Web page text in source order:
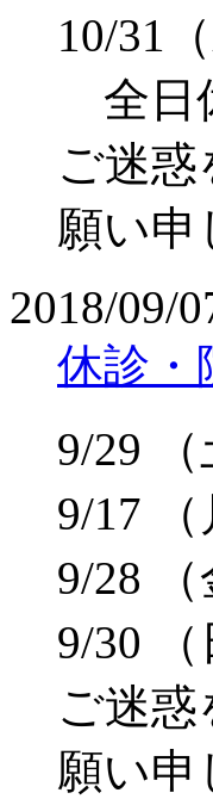
10/31（
全日
ご迷
願い申
2018/09/
休診・
9/29
9/17
9/28
9/30
ご迷
願い申